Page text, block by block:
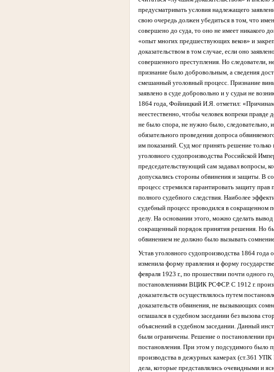
предусматривать условия надлежащего
свою очередь должен убедиться в том, что
совершено до суда, то оно не имеет никакого
«опыт многих предшествующих веков» и
доказательством в том случае, если оно
совершенного преступления. Но следователи,
признание было добровольным, а сведения
смешанный уголовный процесс. Признание вины
заявлено в суде добровольно и у судьи не
1864 года, Фойницкий И.Я. отметил:
неестественно, чтобы человек вопреки правде
не было спора, не нужно было, следовательно,
обязательного проведения допроса
им показаний. Суд мог принять решение
уголовного судопроизводства Российской
председательствующий сам задавал вопросы,
допускались стороны обвинения и защиты. В
процесс стремился гарантировать защиту
полного судебного следствия. Наиболее
судебный процесс проводился в сокращенном
делу. На основании этого, можно сделать
сокращенный порядок принятия решения. Но
обвинением не должно было вызывать сомнение
Устав уголовного судопроизводства 1864
изменила форму правления и форму
февраля 1923 г., по прошествии почти одного
постановлениями ВЦИК РСФСР. С 1912 г.
доказательств осуществлялось путем
доказательств обвинения, не вызывающих
оглашался в судебном заседании без вызова
объяснений в судебном заседании. Данный
были ограничены. Решение о постановлении
постановления. При этом у подсудимого
производства в дежурных камерах (ст.361
дела, которые представлялись очевидными и